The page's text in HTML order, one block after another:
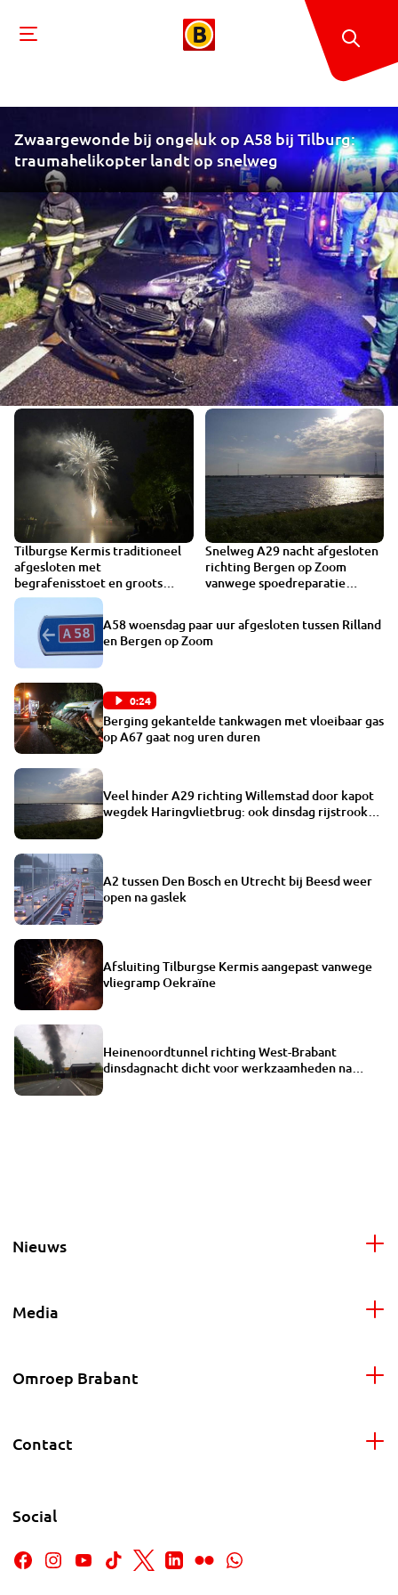
Zwaargewonde bij ongeluk op A58 bij Tilburg:
traumahelikopter landt op snelweg
Tilburgse Kermis traditioneel
afgesloten met
begrafenisstoet en groots
vuurwerk
Snelweg A29 nacht afgesloten
richting Bergen op Zoom
vanwege spoedreparatie
A58 woensdag paar uur afgesloten tussen Rilland
en Bergen op Zoom
0:24
Berging gekantelde tankwagen met vloeibaar gas
op A67 gaat nog uren duren
Veel hinder A29 richting Willemstad door kapot
wegdek Haringvlietbrug: ook dinsdag rijstrook
A2 tussen Den Bosch en Utrecht bij Beesd weer
open na gaslek
Afsluiting Tilburgse Kermis aangepast vanwege
vliegramp Oekraïne
Heinenoordtunnel richting West-Brabant
dinsdagnacht dicht voor werkzaamheden na
Nieuws
Media
Omroep Brabant
Contact
Social